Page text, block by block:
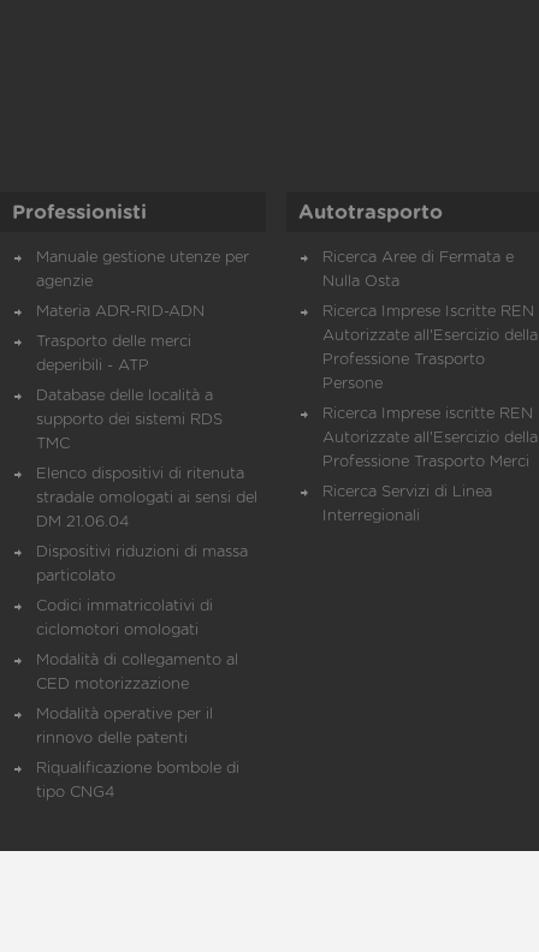
Professionisti
Manuale gestione utenze per
agenzie
Materia ADR-RID-ADN
Trasporto delle merci
deperibili - ATP
Database delle località a
supporto dei sistemi RDS
TMC
Elenco dispositivi di ritenuta
stradale omologati ai sensi del
DM 21.06.04
Dispositivi riduzioni di massa
particolato
Codici immatricolativi di
ciclomotori omologati
Modalità di collegamento al
CED motorizzazione
Modalità operative per il
rinnovo delle patenti
Riqualificazione bombole di
tipo CNG4
Autotrasporto
Ricerca Aree di Fermata e
Nulla Osta
Ricerca Imprese Iscritte REN
Autorizzate all'Esercizio della
Professione Trasporto
Persone
Ricerca Imprese iscritte REN
Autorizzate all'Esercizio della
Professione Trasporto Merci
Ricerca Servizi di Linea
Interregionali